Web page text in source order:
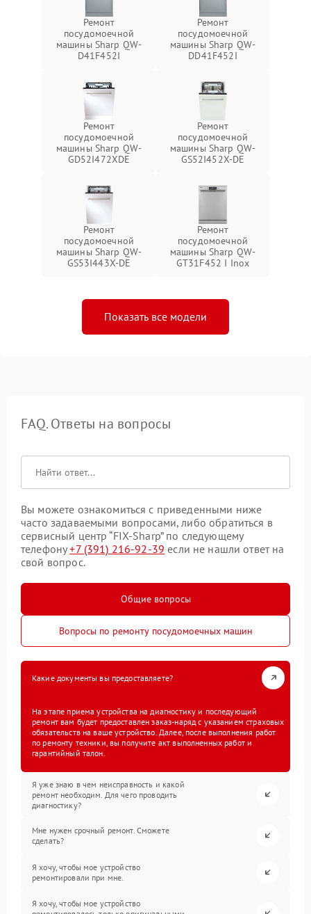
Ремонт
посудомоечной
машины Sharp QW-
D41F452I
Ремонт
посудомоечной
машины Sharp QW-
DD41F452I
Ремонт
посудомоечной
машины Sharp QW-
GD52I472XDE
Ремонт
посудомоечной
машины Sharp QW-
GS52I452X-DE
Ремонт
посудомоечной
машины Sharp QW-
GS53I443X-DE
Ремонт
посудомоечной
машины Sharp QW-
GT31F452 I Inox
Показать все модели
FAQ. Ответы на вопросы
Вы можете ознакомиться с приведенными ниже
часто задаваемыми вопросами, либо обратиться в
сервисный центр “FIX-Sharp” по следующему
телефону+7 (391) 216-92-39 если не нашли ответ на
свой вопрос.
Общие вопросы
Вопросы по ремонту посудомоечных машин
Какие документы вы предоставляете?
На этапе приема устройства на диагностику и последующий
ремонт вам будет предоставлен заказ-наряд с указанием страховых
обязательств на ваше устройство. Далее, после выполнения работ
по ремонту техники, вы получите акт выполненных работ и
гарантийный талон.
Я уже знаю в чем неисправность и какой
ремонт необходим. Для чего проводить
диагностику?
Мне нужен срочный ремонт. Сможете
сделать?
Я хочу, чтобы мое устройство
ремонтировали при мне.
Я хочу, чтобы мое устройство